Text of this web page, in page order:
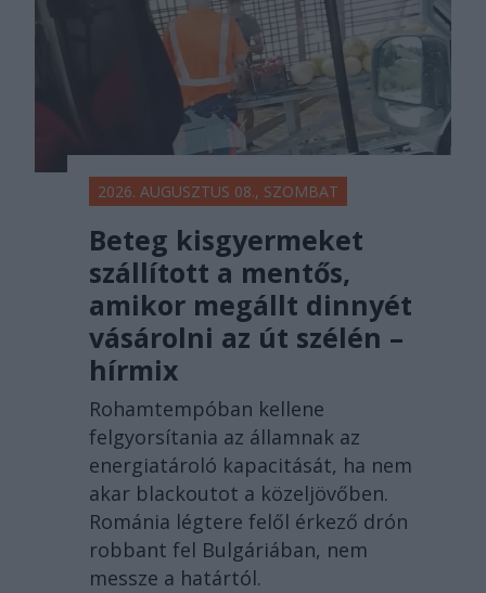
2026. AUGUSZTUS 08., SZOMBAT
Beteg kisgyermeket
szállított a mentős,
amikor megállt dinnyét
vásárolni az út szélén –
hírmix
Rohamtempóban kellene
felgyorsítania az államnak az
energiatároló kapacitását, ha nem
akar blackoutot a közeljövőben.
Románia légtere felől érkező drón
robbant fel Bulgáriában, nem
messze a határtól.